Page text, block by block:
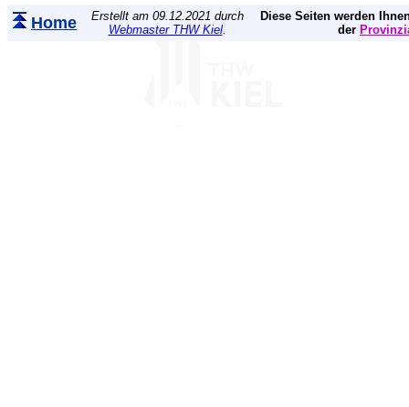
Home
Erstellt am 09.12.2021 durch
Webmaster THW Kiel.
Diese Seiten werden
der